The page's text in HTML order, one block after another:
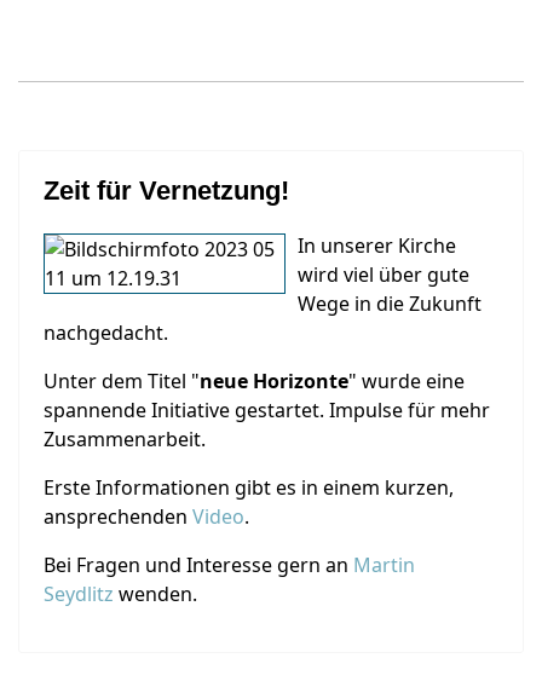
Zeit für Vernetzung!
In unserer Kirche
wird viel über gute
Wege in die Zukunft
nachgedacht.
Unter dem Titel "neue Horizonte" wurde eine
spannende Initiative gestartet. Impulse für mehr
Zusammenarbeit.
Erste Informationen gibt es in einem kurzen,
ansprechenden Video.
Bei Fragen und Interesse gern an Martin
Seydlitz wenden.